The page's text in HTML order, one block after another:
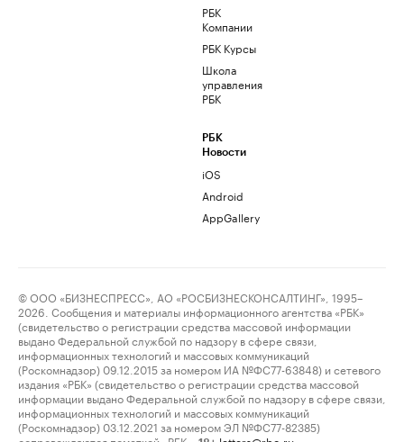
РБК
Компании
РБК Курсы
Школа
управления
РБК
РБК
Новости
iOS
Android
AppGallery
© ООО «БИЗНЕСПРЕСС», АО «РОСБИЗНЕСКОНСАЛТИНГ», 1995–
2026. Сообщения и материалы информационного агентства «РБК»
(свидетельство о регистрации средства массовой информации
выдано Федеральной службой по надзору в сфере связи,
информационных технологий и массовых коммуникаций
(Роскомнадзор) 09.12.2015 за номером ИА №ФС77-63848) и сетевого
издания «РБК» (свидетельство о регистрации средства массовой
информации выдано Федеральной службой по надзору в сфере связи,
информационных технологий и массовых коммуникаций
(Роскомнадзор) 03.12.2021 за номером ЭЛ №ФС77-82385)